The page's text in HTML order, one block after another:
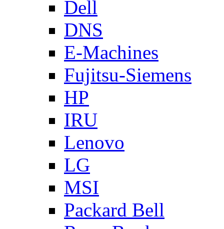
Dell
DNS
E-Machines
Fujitsu-Siemens
HP
IRU
Lenovo
LG
MSI
Packard Bell